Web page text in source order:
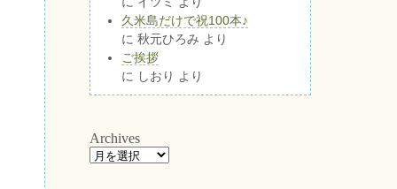
久米島だけで祝100本♪
に 秋元ひろみ より
ご挨拶
に しおり より
Archives